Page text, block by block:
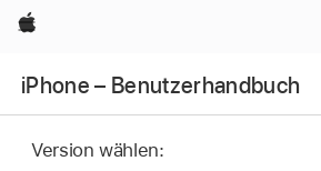
Apple
iPhone – Benutzerhandbuch
Version wählen: